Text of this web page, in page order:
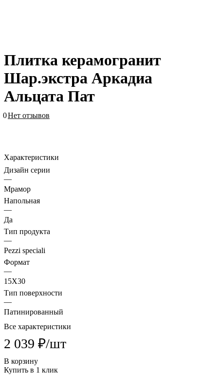
Плитка керамогранит
Шар.экстра Аркадиа
Альцата Пат
0Нет отзывов
Характеристики
Дизайн серии
—
Мрамор
Напольная
—
Да
Тип продукта
—
Pezzi speciali
Формат
—
15X30
Тип поверхности
—
Патинированный
Все характеристики
2 039 ₽/шт
В корзину
Купить в 1 клик